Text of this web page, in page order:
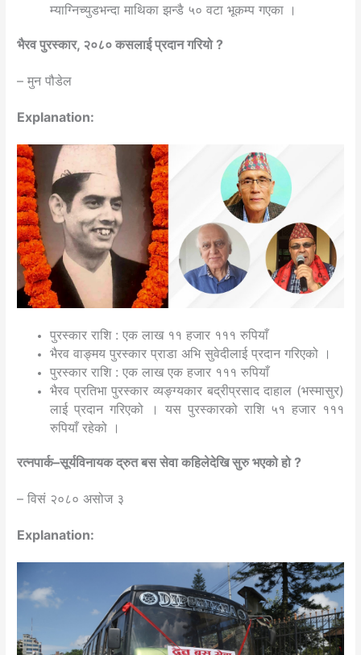
म्याग्निच्युडभन्दा माथिका झन्डै ५० वटा भूकम्प गएका ।
भैरव पुरस्कार, २०८० कसलाई प्रदान गरियो ?
– मुन पौडेल
Explanation:
पुरस्कार राशि : एक लाख ११ हजार १११ रुपियाँ
भैरव वाङ्मय पुरस्कार प्राडा अभि सुवेदीलाई प्रदान गरिएको ।
पुरस्कार राशि : एक लाख एक हजार १११ रुपियाँ
भैरव प्रतिभा पुरस्कार व्यङ्ग्यकार बद्रीप्रसाद दाहाल (भस्मासुर)
लाई प्रदान गरिएको । यस पुरस्कारको राशि ५१ हजार १११
रुपियाँ रहेको ।
रत्नपार्क–सूर्यविनायक द्रुत बस सेवा कहिलेदेखि सुरु भएको हो ?
– विसं २०८० असोज ३
Explanation: